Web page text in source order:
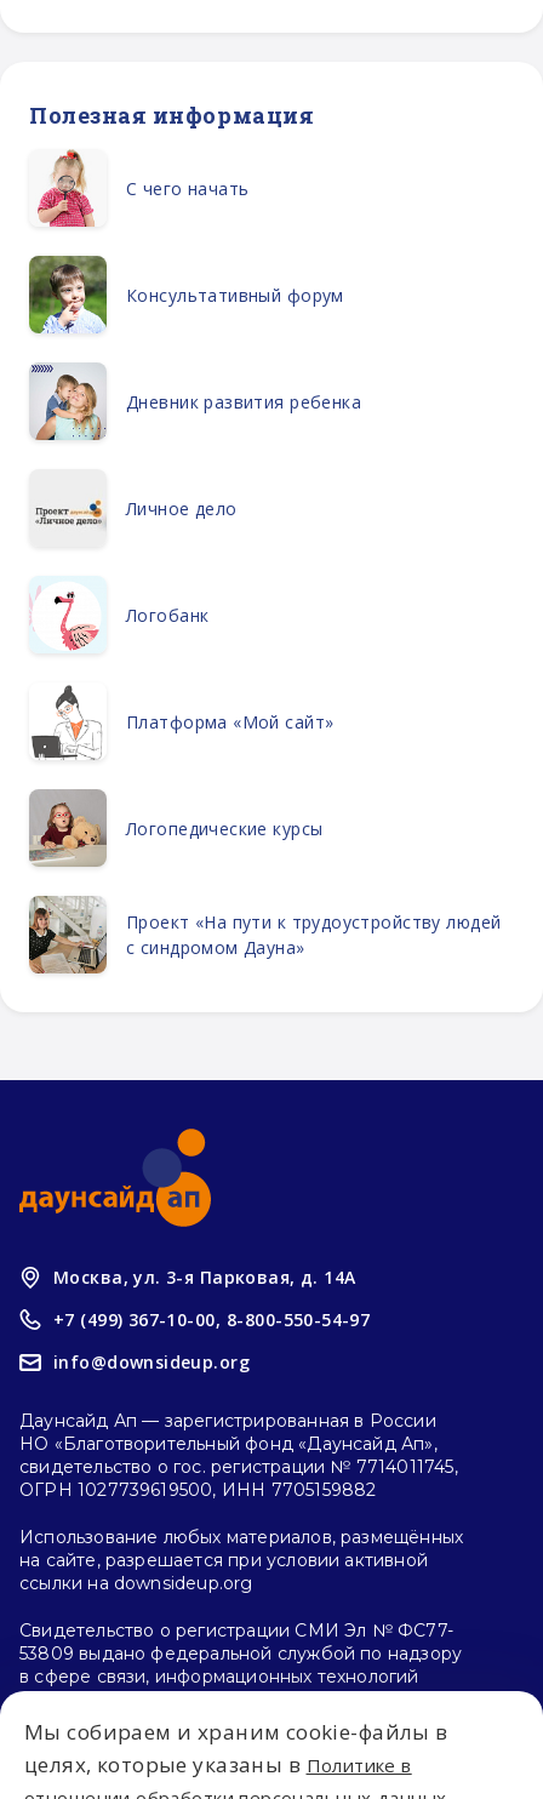
Полезная информация
С чего начать
Консультативный форум
Дневник развития ребенка
Личное дело
Логобанк
Платформа «Мой сайт»
Логопедические курсы
Проект «На пути к трудоустройству людей
с синдромом Дауна»
Москва, ул. 3-я Парковая, д. 14А
+7 (499) 367-10-00, 8-800-550-54-97
info@downsideup.org
Даунсайд Ап — зарегистрированная в России
НО «Благотворительный фонд «Даунсайд Ап»,
свидетельство о гос. регистрации № 7714011745,
ОГРН 1027739619500, ИНН 7705159882
Использование любых материалов, размещённых
на сайте, разрешается при условии активной
ссылки на downsideup.org
Свидетельство о регистрации СМИ Эл № ФС77-
53809 выдано федеральной службой по надзору
в сфере связи, информационных технологий
26.04.2013 г.
Политика конфиденциальности
Мы собираем и храним cookie-файлы в
целях, которые указаны в Политике в